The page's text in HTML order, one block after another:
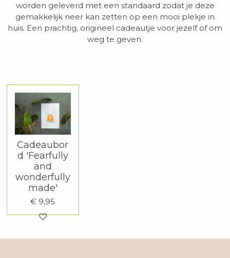
worden geleverd met een standaard zodat je deze
gemakkelijk neer kan zetten op een mooi plekje in
huis. Een prachtig, origineel cadeautje voor jezelf of om
weg te geven.
Cadeaubor
d 'Fearfully
and
wonderfully
made'
€ 9,95